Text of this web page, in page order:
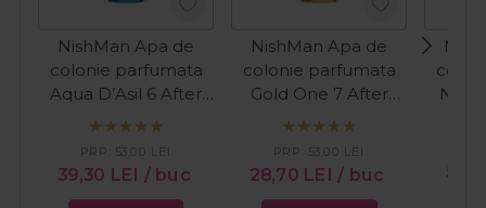
NishMan Apa de
colonie parfumata
Aqua D’Asil 6 After
Shave 400ml
39,30 LEI / buc
PRP: 53,00 LEI
NishMan Apa de
colonie parfumata
Gold One 7 After
Shave 400ml
28,70 LEI / buc
PRP: 53,00 LEI